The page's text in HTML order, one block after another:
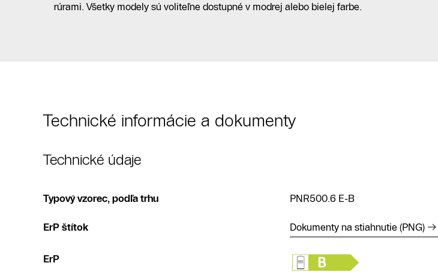
rúrami. Všetky modely sú voliteľne dostupné v modrej alebo bielej farbe.
Technické informácie a dokumenty
Technické údaje
Typový vzorec, podľa trhu PNR500.6 E-B
ErP štítok Dokumenty na stiahnutie (PNG)
ErP